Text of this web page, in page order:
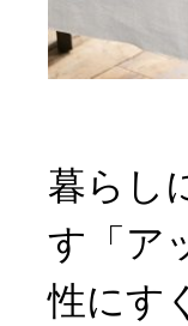
暮らし
す「ア
性にす